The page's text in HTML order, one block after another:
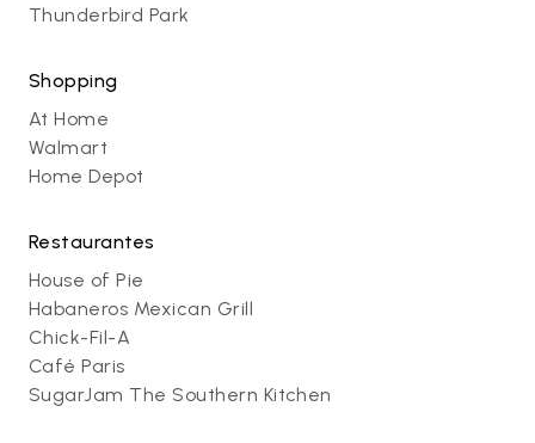
Thunderbird Park
Shopping
At Home
Walmart
Home Depot
Restaurantes
House of Pie
Habaneros Mexican Grill
Chick-Fil-A
Café Paris
SugarJam The Southern Kitchen